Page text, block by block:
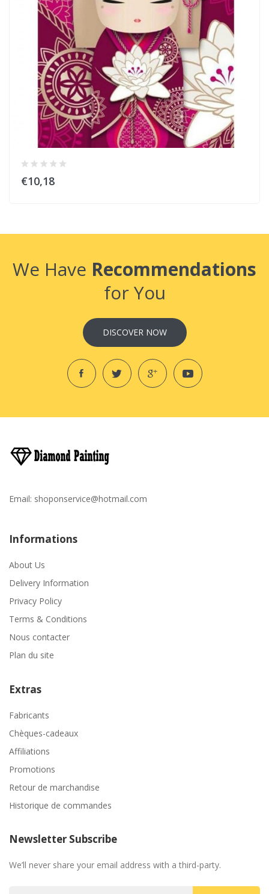
€10,18
We Have Recommendations
for You
DISCOVER NOW
Email: shoponservice@hotmail.com
Informations
About Us
Delivery Information
Privacy Policy
Terms & Conditions
Nous contacter
Plan du site
Extras
Fabricants
Chèques-cadeaux
Affiliations
Promotions
Retour de marchandise
Historique de commandes
Newsletter Subscribe
We’ll never share your email address with a third-party.